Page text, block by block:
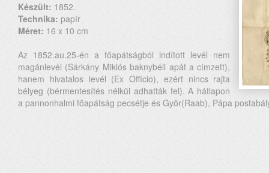
Készült: 1852.
Technika: papír
Méret: 16 x 10 cm
Az 1852.au.25-én a főapátságból indított levél nem
magánlevél (Sárkány Miklós baknybéli apát a címzett),
hanem hivatalos levél (Ex Officio), ezért nincs rajta
bélyeg (bérmentesítés nélkül adhatták fel). A hátlapon
a pannonhalmi főapátság pecsétje és Győr(Raab), Pápa